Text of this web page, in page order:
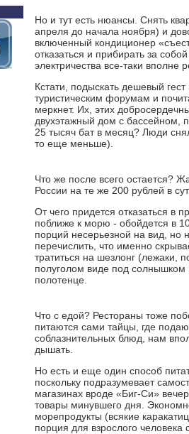
Но и тут есть нюансы. Снять
апреля до начала ноября) и
включенный кондиционер
отказаться и прибирать за
электричества все-таки
Кстати, подыскать дешевый
туристическим форумам и
меркнет. Их, этих
двухэтажный дом с бассейном,
25 тысяч бат в месяц? Люди
то еще меньше).
Что же после всего остается?
России на те же 200 рублей в
От чего придется отказаться в
поближе к морю - обойдется в
порций несерьезной на вид, но
перечислить, что именно
тратиться на шезлонг (лежаки,
полуголом виде под солнышком
полотенце.
Что с едой? Рестораны тоже
питаются сами тайцы, где
соблазнительных блюд, нам
дышать.
Но есть и еще один способ
поскольку подразумевает
магазинах вроде «Биг-Си»
товары минувшего дня.
морепродукты (всякие
порция для взрослого человека